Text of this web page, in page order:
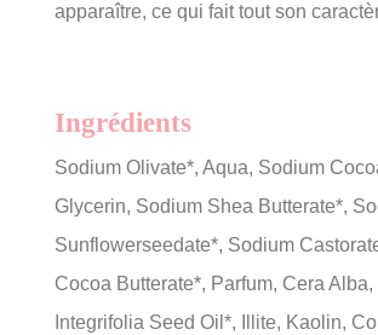
apparaître, ce qui fait tout son
Ingrédients
Sodium Olivate*, Aqua, Sodium
Glycerin, Sodium Shea Butterate*,
Sunflowerseedate*, Sodium
Cocoa Butterate*, Parfum, Cera
Integrifolia Seed Oil*, Illite, Kaolin,